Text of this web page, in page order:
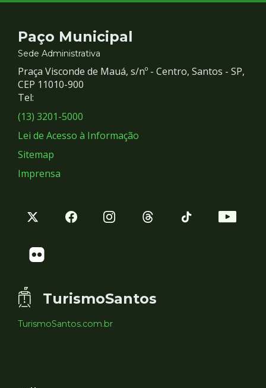
Contato
e
Redes
Sociais
Paço Municipal
Sede Administrativa
Praça Visconde de Mauá, s/nº - Centro, Santos - SP,
CEP 11010-900
Tel:
(13) 3201-5000
Lei de Acesso à Informação
Sitemap
Imprensa
TurismoSantos
TurismoSantos.com.br